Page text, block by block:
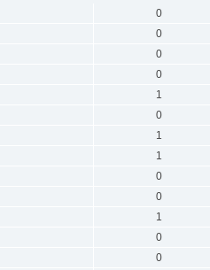
0
0
0
0
1
0
1
1
0
0
1
0
0